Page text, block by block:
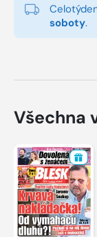
soboty.
Všechna